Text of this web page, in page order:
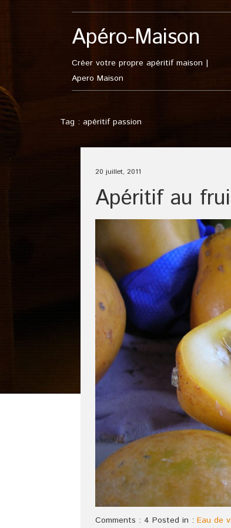
Apéro-Maison
Créer votre propre apéritif maison |
Apero Maison
Tag : apéritif passion
20 juillet, 2011
Apéritif au
Comments : 4 Posted in : Eau de